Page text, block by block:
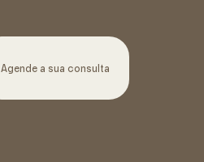
Agende a sua consulta